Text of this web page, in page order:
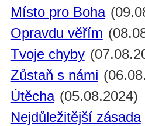
Místo pro Boha
Opravdu věřím
Tvoje chyby
Zůstaň s námi
Útěcha (05.08.2024)
Nejdůležitější zásada